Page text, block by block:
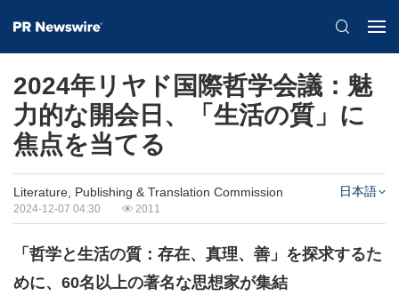
2024年リヤド国際哲学会議：魅
力的な開会日、「生活の質」に
焦点を当てる
Literature, Publishing & Translation Commission
2024-12-07 04:30 2011
日本語
「哲学と生活の質：存在、真理、善」を探求するた
めに、 60名以上の著名な思想家が集結